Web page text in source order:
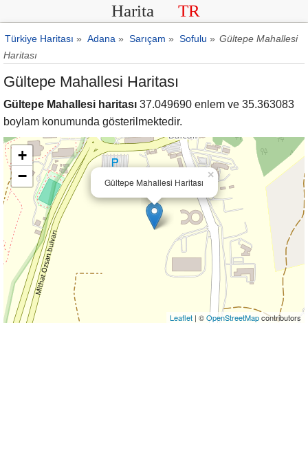
Harita TR
Türkiye Haritası » Adana » Sarıçam » Sofulu » Gültepe Mahallesi
Haritası
Gültepe Mahallesi Haritası
Gültepe Mahallesi haritası 37.049690 enlem ve 35.363083
boylam konumunda gösterilmektedir.
Gültepe Mahallesi Haritası
×
+
−
Leaflet | ©OpenStreetMapcontributors